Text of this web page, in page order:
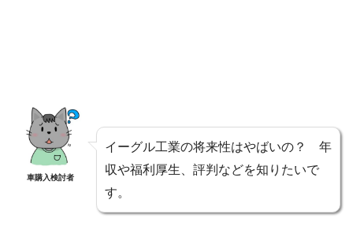
車購入検討者
イーグル工業の将来性はやばいの？ 年
収や福利厚生、評判などを知りたいで
す。